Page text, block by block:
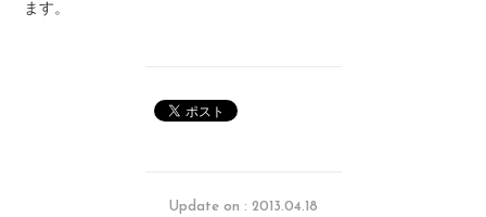
ます。
Update on : 2013.04.18